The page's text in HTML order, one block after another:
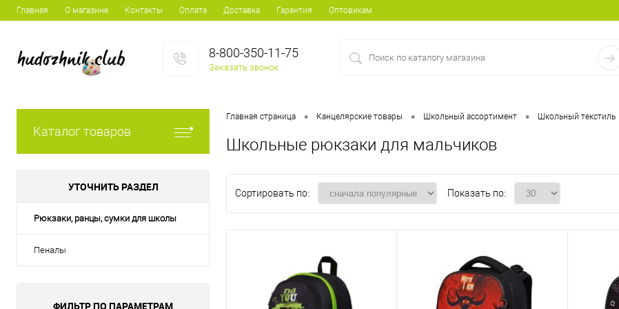
Главная О магазине Контакты Оплата Доставка Гарантия Оптовикам
8-800-350-11-75
Заказать звонок
Каталог товаров
УТОЧНИТЬ РАЗДЕЛ
Рюкзаки, ранцы, сумки для школы
Пеналы
ФИЛЬТР ПО ПАРАМЕТРАМ
Главная страница • Канцелярские товары • Школьный ассортимент • Школьный текстиль
Школьные рюкзаки для мальчиков
Сортировать по: Показать по: